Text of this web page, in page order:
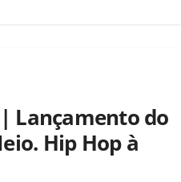
Lançamento do
Hip Hop à